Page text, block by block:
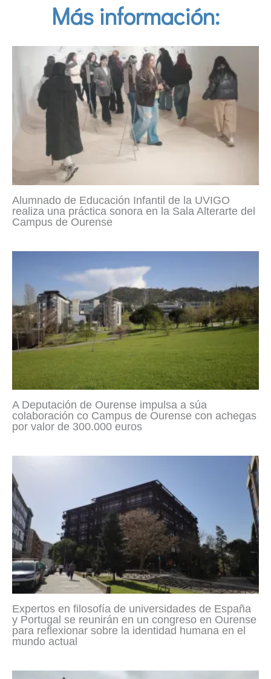
Más información:
Alumnado de Educación Infantil de la UVIGO
realiza una práctica sonora en la Sala Alterarte del
Campus de Ourense
A Deputación de Ourense impulsa a súa
colaboración co Campus de Ourense con achegas
por valor de 300.000 euros
Expertos en filosofía de universidades de España
y Portugal se reunirán en un congreso en Ourense
para reflexionar sobre la identidad humana en el
mundo actual